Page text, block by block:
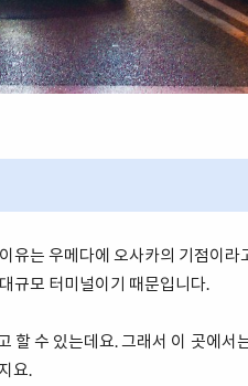
유는 우메다에 오사카의 기점이라
규모 터미널이기 때문입니다.
할 수 있는데요. 그래서 이 곳에서
요.